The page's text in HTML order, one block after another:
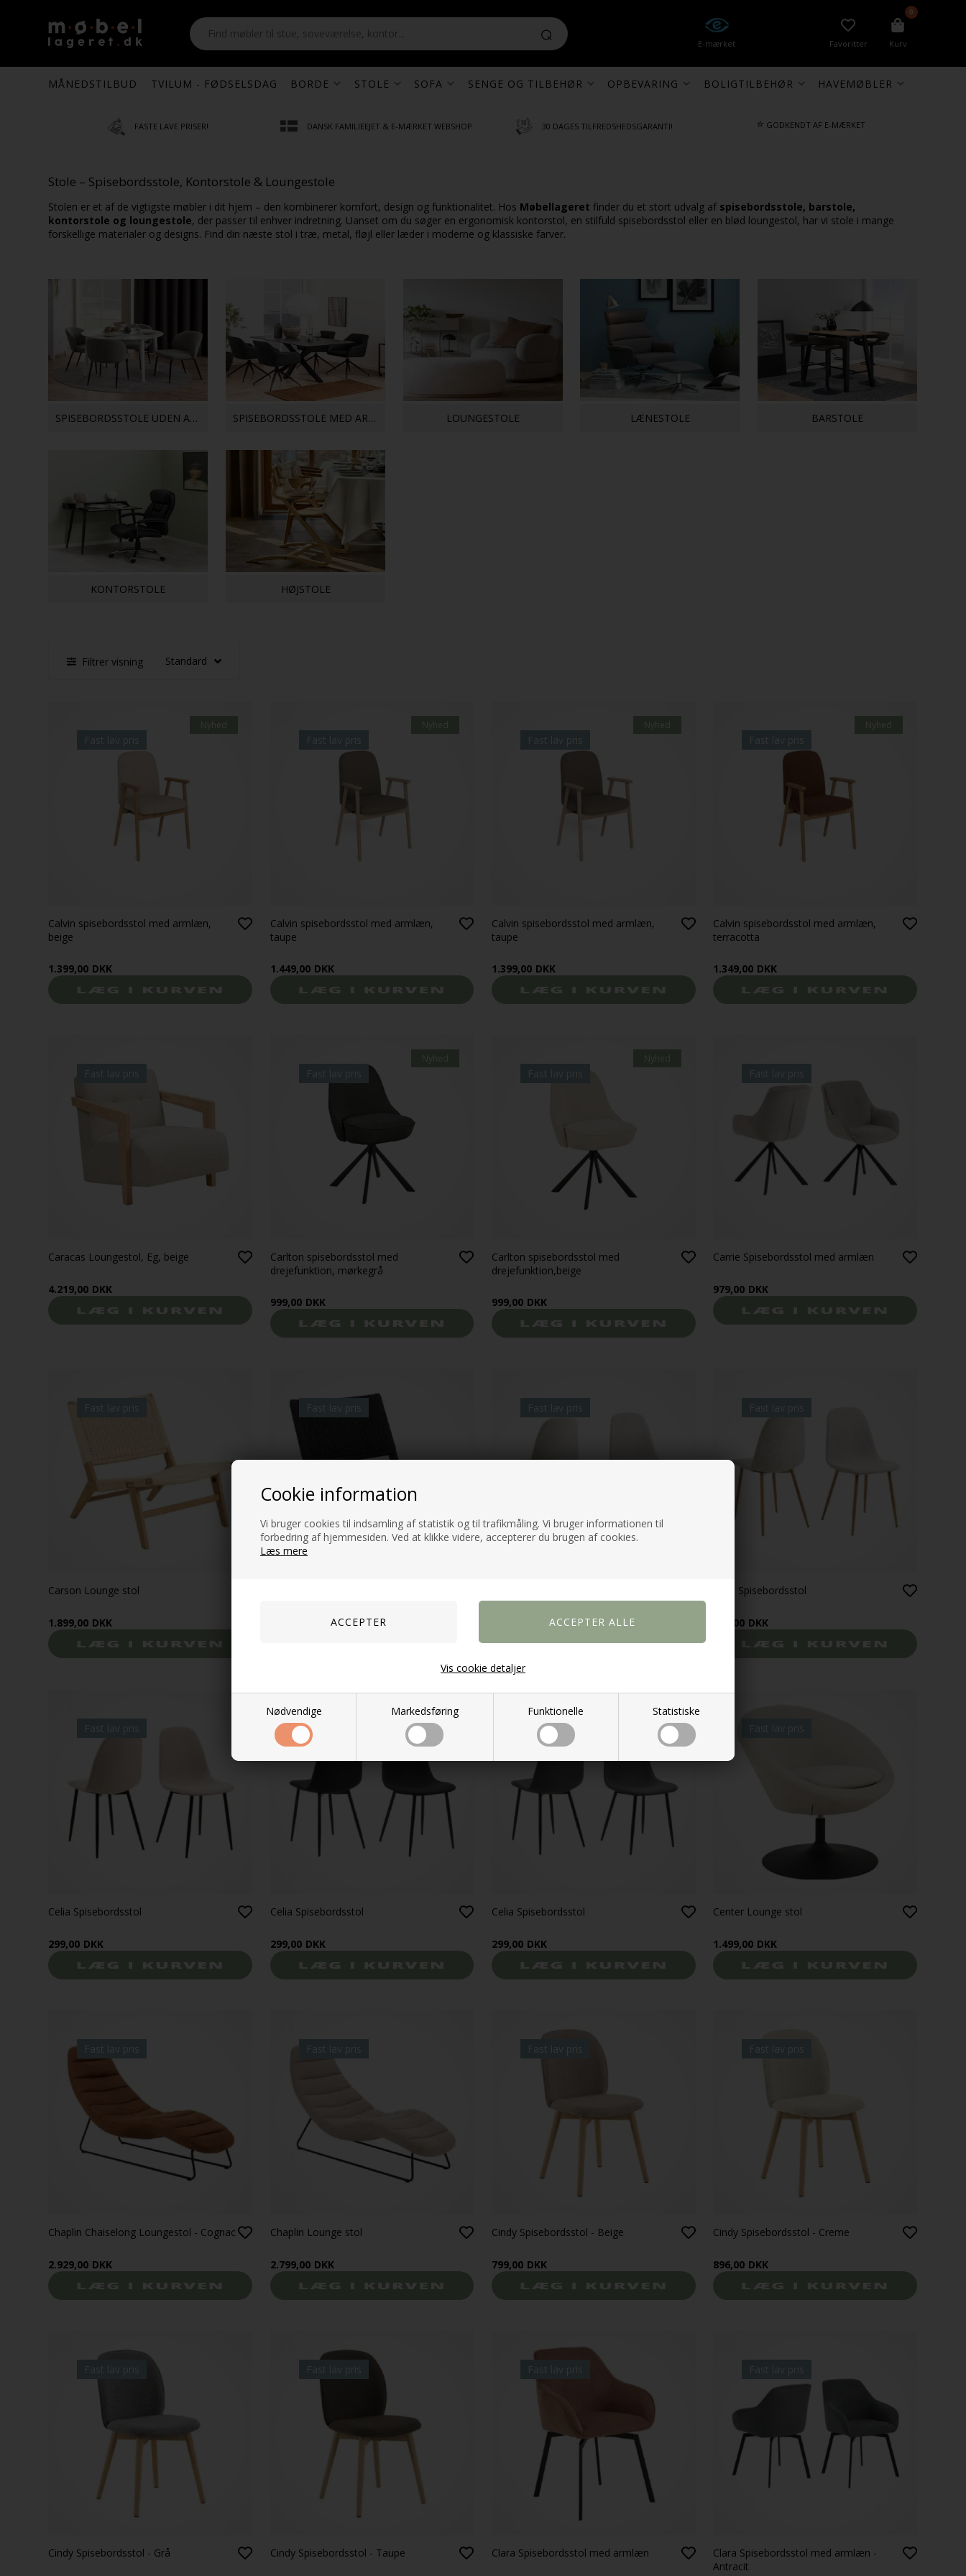
Cookie information
Vi bruger cookies til indsamling af statistik og til trafikmåling. Vi bruger informationen til
forbedring af hjemmesiden. Ved at klikke videre, accepterer du brugen af cookies.
Læs mere
Nødvendige Markedsføring Funktionelle Statistiske
Vis cookie detaljer
E-mærket Favoritter
0
Kurv
MÅNEDSTILBUD TVILUM - FØDSELSDAG BORDE STOLE SOFA SENGE OG TILBEHØR OPBEVARING BOLIGTILBEHØR HAVEMØBLER
FASTE LAVE PRISER! DANSK FAMILIEEJET & E-MÆRKET WEBSHOP 30 DAGES TILFREDSHEDSGARANTI! ⭐ GODKENDT AF E-MÆRKET
Stole – Spisebordsstole, Kontorstole & Loungestole
Stolen er et af de vigtigste møbler i dit hjem – den kombinerer komfort, design og funktionalitet. Hos Møbellageret finder du et stort udvalg af spisebordsstole, barstole,
kontorstole og loungestole, der passer til enhver indretning. Uanset om du søger en ergonomisk kontorstol, en stilfuld spisebordsstol eller en blød loungestol, har vi stole i mange
forskellige materialer og designs. Find din næste stol i træ, metal, fløjl eller læder i moderne og klassiske farver.
SPISEBORDSSTOLE UDEN ARMLÆN SPISEBORDSSTOLE MED ARMLÆN LOUNGESTOLE LÆNESTOLE BARSTOLE
KONTORSTOLE HØJSTOLE
Filtrer visning
Fast lav pris
Calvin spisebordsstol med armlæn,
beige
1.399,00 DKK
Fast lav pris
Calvin spisebordsstol med armlæn,
taupe
1.449,00 DKK
Fast lav pris
Calvin spisebordsstol med armlæn,
taupe
1.399,00 DKK
Fast lav pris
Calvin spisebordsstol med armlæn,
terracotta
1.349,00 DKK
Fast lav pris
Caracas Loungestol, Eg, beige
4.219,00 DKK
Fast lav pris
Carlton spisebordsstol med
drejefunktion, mørkegrå
999,00 DKK
Fast lav pris
Carlton spisebordsstol med
drejefunktion,beige
999,00 DKK
Fast lav pris
Carrie Spisebordsstol med armlæn
979,00 DKK
Fast lav pris
Carson Lounge stol
1.899,00 DKK
Fast lav pris
DKK
Fast lav pris Fast lav pris
Celia Spisebordsstol
299,00 DKK
Fast lav pris
Celia Spisebordsstol
299,00 DKK
Fast lav pris
Celia Spisebordsstol
299,00 DKK
Fast lav pris
Celia Spisebordsstol
299,00 DKK
Fast lav pris
Center Lounge stol
1.499,00 DKK
Fast lav pris
Chaplin Chaiselong Loungestol - Cognac
2.929,00 DKK
Fast lav pris
Chaplin Lounge stol
2.799,00 DKK
Fast lav pris
Cindy Spisebordsstol - Beige
799,00 DKK
Fast lav pris
Cindy Spisebordsstol - Creme
896,00 DKK
Fast lav pris
Cindy Spisebordsstol - Grå
Fast lav pris
Cindy Spisebordsstol - Taupe
Fast lav pris
Clara Spisebordsstol med armlæn
Fast lav pris
Clara Spisebordsstol med armlæn -
Antracit